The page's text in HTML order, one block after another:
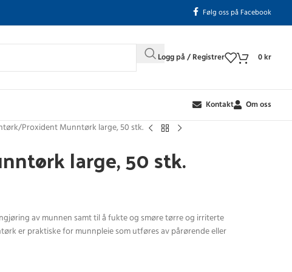
Følg oss på Facebook
Logg på / Registrer 0kr
Kontakt Om oss
Proxident Munntørk large, 50 stk.
large, 50 stk.
av munnen samt til å fukte og smøre tørre og irriterte
er praktiske for munnpleie som utføres av pårørende eller